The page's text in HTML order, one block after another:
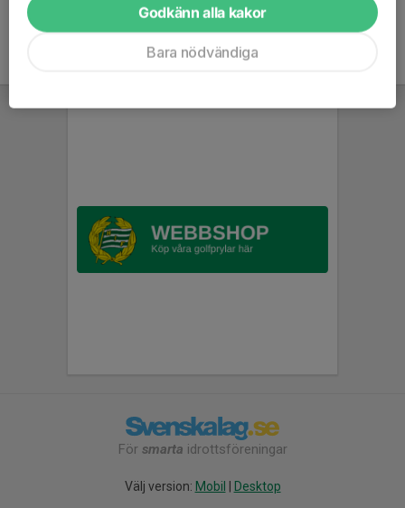
För smarta idrottsföreningar
Välj version: Mobil Desktop
Godkänn alla kakor
Bara nödvändiga